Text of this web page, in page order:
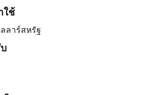
ใช้
ลาร์สหรัฐ